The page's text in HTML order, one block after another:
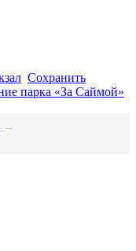
Сохранить
парка «За Саймой»
→